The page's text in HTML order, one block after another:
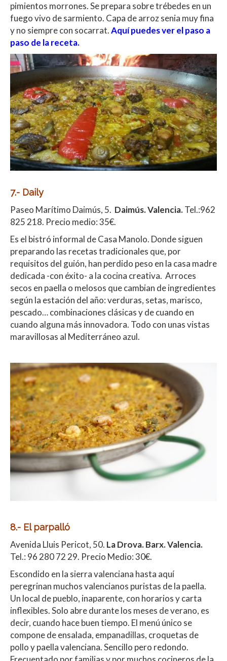
pimientos morrones. Se prepara sobre trébedes en un
fuego vivo de sarmiento. Capa de arroz senia muy fina
y no siempre con socarrat.Aquí puedes ver el paso a
paso de la receta.
7.- Daily
Paseo Marítimo Daimús, 5. Daimús. Valencia.Tel.:962
825 218. Precio medio: 35€.
Es el bistró informal de Casa Manolo. Donde siguen
preparando las recetas tradicionales que, por
requisitos del guión, han perdido peso en la casa madre
dedicada -con éxito- a la cocina creativa. Arroces
secos en paella o melosos que cambian de ingredientes
según la estación del año: verduras, setas, marisco,
pescado… combinaciones clásicas y de cuando en
cuando alguna más innovadora. Todo con unas vistas
maravillosas al Mediterráneo azul.
8.- El parpalló
Avenida Lluis Pericot, 50. La Drova. Barx. Valencia.
Tel.: 96 280 72 29. Precio Medio: 30€.
Escondido en la sierra valenciana hasta aquí
peregrinan muchos valencianos puristas de la paella.
Un local de pueblo, inaparente, con horarios y carta
inflexibles. Solo abre durante los meses de verano, es
decir, cuando hace buen tiempo. El menú único se
compone de ensalada, empanadillas, croquetas de
pollo y paella valenciana. Sencillo pero redondo.